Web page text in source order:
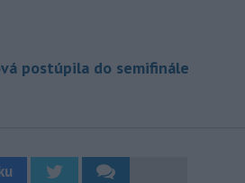
postúpila do semifinále